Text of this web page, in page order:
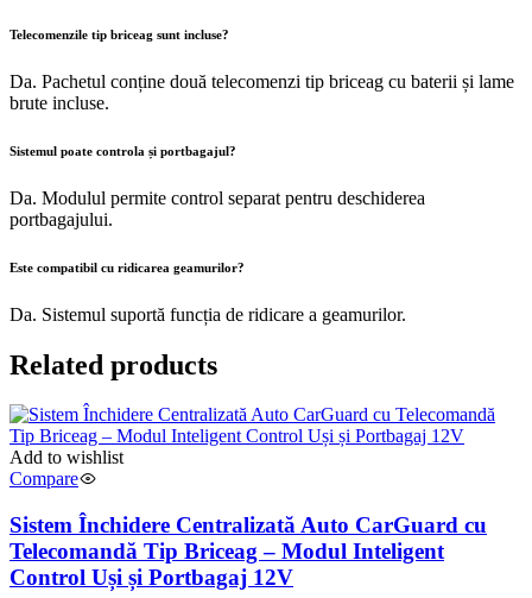
Telecomenzile tip briceag sunt incluse?
Da. Pachetul conține două telecomenzi tip briceag cu baterii și lame
brute incluse.
Sistemul poate controla și portbagajul?
Da. Modulul permite control separat pentru deschiderea
portbagajului.
Este compatibil cu ridicarea geamurilor?
Da. Sistemul suportă funcția de ridicare a geamurilor.
Related products
Add to wishlist
Compare
Sistem Închidere Centralizată Auto CarGuard cu
Telecomandă Tip Briceag – Modul Inteligent
Control Uși și Portbagaj 12V